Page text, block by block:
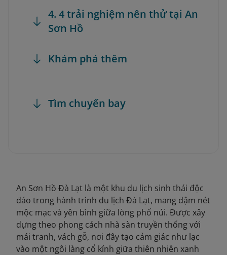
4. 4 trải nghiệm nên thử tại An
Sơn Hồ
Khám phá thêm
Tìm chuyến bay
An Sơn Hồ Đà Lạt là một khu du lịch sinh thái độc
đáo trong hành trình du lịch Đà Lạt, mang đậm nét
mộc mạc và yên bình giữa lòng phố núi. Được xây
dựng theo phong cách nhà sàn truyền thống với
mái tranh, vách gỗ, nơi đây tạo cảm giác như lạc
vào một ngôi làng cổ kính giữa thiên nhiên xanh